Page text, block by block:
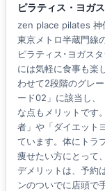
ピラティス・ヨガ
zen place pilates 神
東京メトロ半蔵門線
ピラティス･ヨガス
には気軽に食事も楽
わせて2段階のグレ
ード02」に該当し、
な点もメリットです
者」や「ダイエット
ています。体にトラ
痩せたい方にとって
デメリットは、予約
ンのついでに店頭で